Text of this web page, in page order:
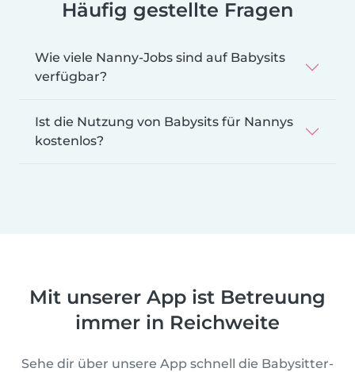
Häufig gestellte Fragen
Wie viele Nanny-Jobs sind auf Babysits
verfügbar?
Ist die Nutzung von Babysits für Nannys
kostenlos?
Mit unserer App ist Betreuung
immer in Reichweite
Sehe dir über unsere App schnell die Babysitter-